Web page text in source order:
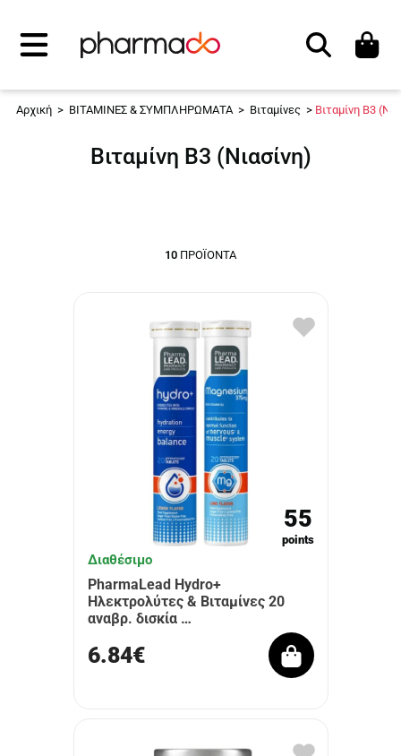
Αναζήτηση
Αρχική > ΒΙΤΑΜΙΝΕΣ & ΣΥΜΠΛΗΡΩΜΑΤΑ > Βιταμίνες > Βιταμίνη Β3
Βιταμίνη Β3 (Νιασίνη)
10 ΠΡΟΪΌΝΤΑ
55
points
Διαθέσιμο
PharmaLead Hydro+
Ηλεκτρολύτες & Βιταμίνες 20
αναβρ. δισκία …
6.84€